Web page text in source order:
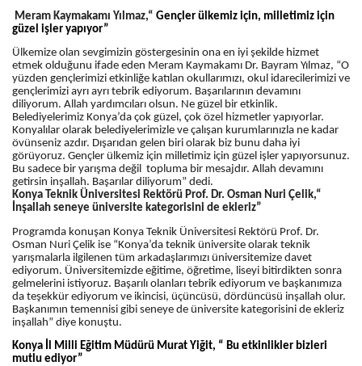
Meram Kaymakamı Yılmaz,“ Gençler ülkemiz için, milletimiz için
güzel işler yapıyor”
Ülkemize olan sevgimizin göstergesinin ona en iyi şekilde hizmet
etmek olduğunu ifade eden Meram Kaymakamı Dr. Bayram Yılmaz, “O
yüzden gençlerimizi etkinliğe katılan okullarımızı, okul idarecilerimizi ve
gençlerimizi ayrı ayrı tebrik ediyorum. Başarılarının devamını
diliyorum. Allah yardımcıları olsun. Ne güzel bir etkinlik.
Belediyelerimiz Konya’da çok güzel, çok özel hizmetler yapıyorlar.
Konyalılar olarak belediyelerimizle ve çalışan kurumlarınızla ne kadar
övünseniz azdır. Dışarıdan gelen biri olarak biz bunu daha iyi
görüyoruz. Gençler ülkemiz için milletimiz için güzel işler yapıyorsunuz.
Bu sadece bir yarışma değil topluma bir mesajdır. Allah devamını
getirsin inşallah. Başarılar diliyorum” dedi.
Konya Teknik Üniversitesi Rektörü Prof. Dr. Osman Nuri Çelik,“
İnşallah seneye üniversite kategorisini de ekleriz”
Programda konuşan Konya Teknik Üniversitesi Rektörü Prof. Dr.
Osman Nuri Çelik ise “Konya’da teknik üniversite olarak teknik
yarışmalarla ilgilenen tüm arkadaşlarımızı üniversitemize davet
ediyorum. Üniversitemizde eğitime, öğretime, liseyi bitirdikten sonra
gelmelerini istiyoruz. Başarılı olanları tebrik ediyorum ve başkanımıza
da teşekkür ediyorum ve ikincisi, üçüncüsü, dördüncüsü inşallah olur.
Başkanımın temennisi gibi seneye de üniversite kategorisini de ekleriz
inşallah” diye konuştu.
Konya İl Milli Eğitim Müdürü Murat Yiğit, “ Bu etkinlikler bizleri
mutlu ediyor”